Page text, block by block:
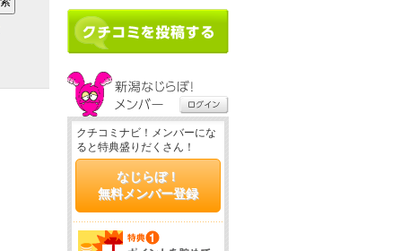
クチコミナビ！メンバーにな
ると特典盛りだくさん！
なじらぼ！
無料メンバー登録